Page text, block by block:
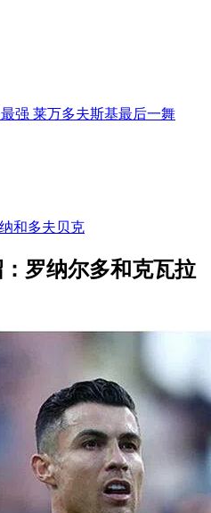
强 莱万多夫斯基最后一舞
和多夫贝克
罗纳尔多和克瓦拉